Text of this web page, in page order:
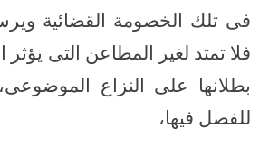
فى تلك الخصومة القضائية
فلا تمتد لغير المطاعن التى
بطلانها على النزاع الموضوعى،
للفصل فيها،